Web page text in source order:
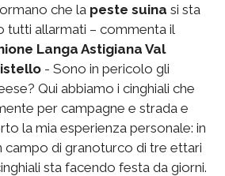
che la peste suina si sta
tutti allarmati – commenta il
Langa Astigiana Val
- Sono in pericolo gli
Qui abbiamo i cinghiali che
per campagne e strada e
la mia esperienza personale: in
campo di granoturco di tre ettari
sta facendo festa da giorni.